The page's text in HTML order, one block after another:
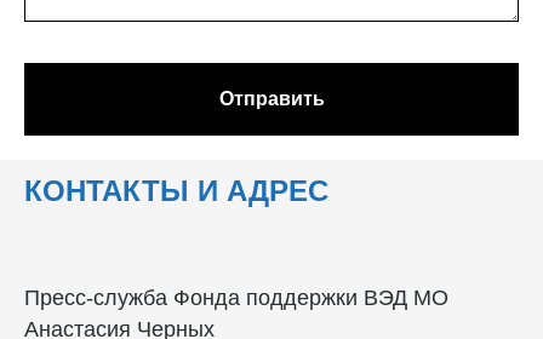
Отправить
КОНТАКТЫ И АДРЕС
Пресс-служба Фонда поддержки ВЭД МО
Анастасия Черных